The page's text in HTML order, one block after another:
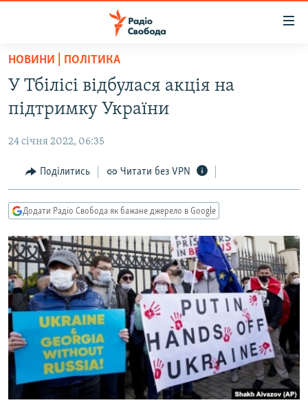
Перейти
основного
матеріалу
Перейти
до
навігації
Перейти
до
РАДІО СВОБОДА – 70 РОКІВ
СТАТТІ
ПОЛІТИКА
ЕКОНОМІКА
КУЛЬТУРА
СПОРТ
УКРАЇНА
СВІТ
ВІЙНА
РОСІЙСЬКА «ФІЛЬТРАЦІЯ»
КРИМ.РЕАЛІЇ
ТИ ЯК?
СХЕМИ
КИТАЙ.ВИКЛИКИ
МУЛЬТИМЕДІА
ФОТО
СПЕЦПРОЄКТИ
ПОДКАСТИ
НОВИНИ | ПОЛІТИКА
У Тбілісі відбулася акція на
підтримку України
24 січня 2022, 06:35
Поділитись Читати без VPN
Додати Радіо Свобода як бажане джерело в Google